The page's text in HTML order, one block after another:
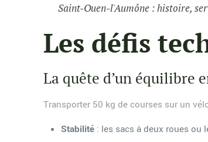
Saint-Ouen-l'Aumône : histoire,
Les défis
La quête d’un équilibre
Transporter 50 kg de courses sur un
Stabilité : les sacs à deux roues ou